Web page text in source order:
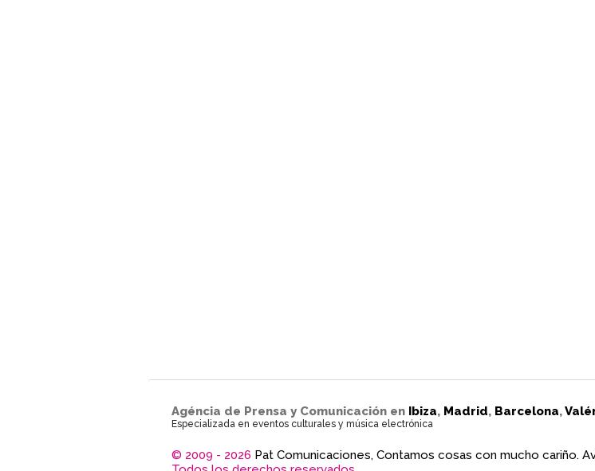
Agéncia de Prensa y Comunicación en Ibiza, Madrid, Barcelona,
Especializada en eventos culturales y música electrónica
© 2009 - 2026 Pat Comunicaciones, Contamos cosas con mucho cariño.